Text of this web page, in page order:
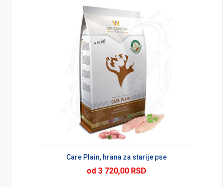
Care Plain, hrana za starije pse
od 3 720,00 RSD